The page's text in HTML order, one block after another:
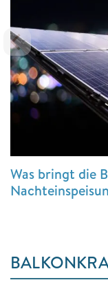
Was bringt die